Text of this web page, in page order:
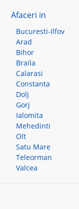
Afaceri in
Bucuresti-Ilfov
Arad
Bihor
Braila
Calarasi
Constanta
Dolj
Gorj
Ialomita
Mehedinti
Olt
Satu Mare
Teleorman
Valcea